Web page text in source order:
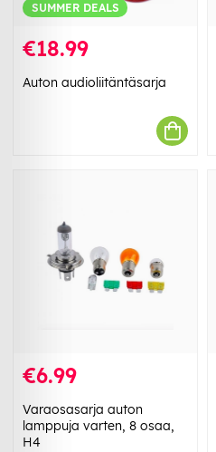
SUMMER DEALS
€18.99
Auton audioliitäntäsarja
€6.99
Varaosasarja auton
lamppuja varten, 8 osaa,
H4